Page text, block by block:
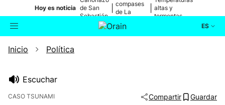
Hoy es noticia de San
Sebastián
compases
de La
altas y
tormentas
ES
Buscador
Inicio Política
Escuchar
CASO TSUNAMI Compartir Guardar